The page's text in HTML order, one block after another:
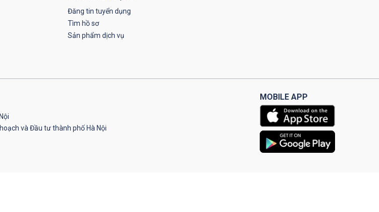
Đăng tin tuyển dụng
Tìm hồ sơ
Sản phẩm dịch vụ
và Đầu tư thành phố Hà Nội
MOBILE APP